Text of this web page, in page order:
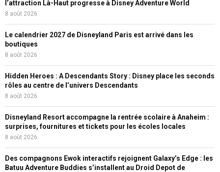
l’attraction Là-Haut progresse à Disney Adventure World
8 août 2026
Le calendrier 2027 de Disneyland Paris est arrivé dans les
boutiques
8 août 2026
Hidden Heroes : A Descendants Story : Disney place les seconds
rôles au centre de l’univers Descendants
8 août 2026
Disneyland Resort accompagne la rentrée scolaire à Anaheim :
surprises, fournitures et tickets pour les écoles locales
8 août 2026
Des compagnons Ewok interactifs rejoignent Galaxy’s Edge : les
Batuu Adventure Buddies s’installent au Droid Depot de